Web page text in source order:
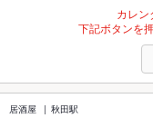
カレン
下記ボタンを
居酒屋 秋田駅